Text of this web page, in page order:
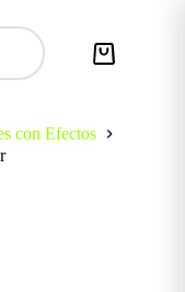
Carro
con Efectos